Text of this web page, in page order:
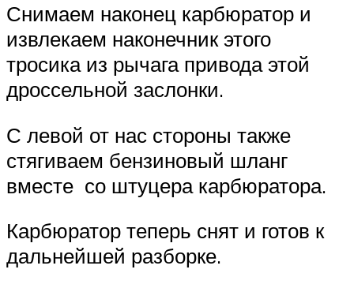
Снимаем наконец карбюратор и
извлекаем наконечник этого
тросика из рычага привода этой
дроссельной заслонки.
С левой от нас стороны также
стягиваем бензиновый шланг
вместе со штуцера карбюратора.
Карбюратор теперь снят и готов к
дальнейшей разборке.